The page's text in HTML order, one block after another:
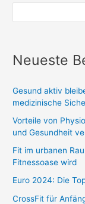
Neueste
Gesund aktiv
medizinische
Vorteile von
und Gesundheit
Fit im urbanen
Fitnessoase wird
Euro 2024: Die
CrossFit für